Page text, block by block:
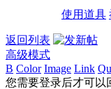
使用道具
返回列表
高级模式
B Color Image Link
您需要登录后才可以